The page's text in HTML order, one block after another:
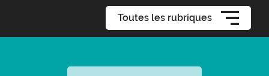
Toutes les rubriques